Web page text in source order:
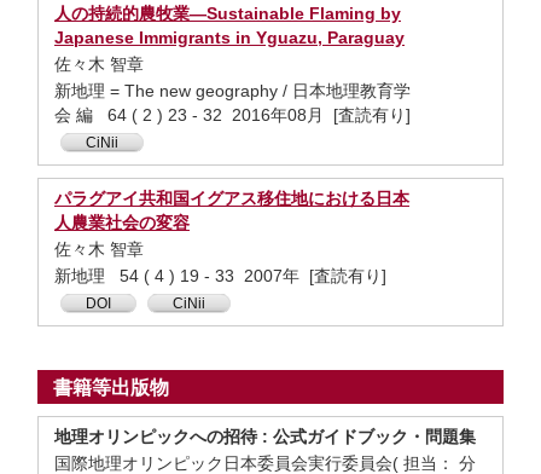
人の持続的農牧業—Sustainable Flaming by
Japanese Immigrants in Yguazu, Paraguay
佐々木 智章
新地理 = The new geography / 日本地理教育学
会 編 64 ( 2 ) 23 - 32 2016年08月 [査読有り]
CiNii
パラグアイ共和国イグアス移住地における日本
人農業社会の変容
佐々木 智章
新地理 54 ( 4 ) 19 - 33 2007年 [査読有り]
DOI CiNii
書籍等出版物
地理オリンピックへの招待 : 公式ガイドブック・問題集
国際地理オリンピック日本委員会実行委員会( 担当： 分